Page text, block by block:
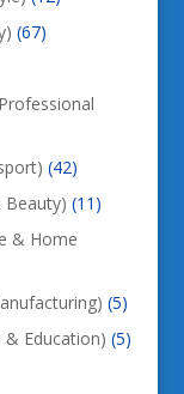
(67)
(42)
(11)
& Home
(5)
Education) (5)